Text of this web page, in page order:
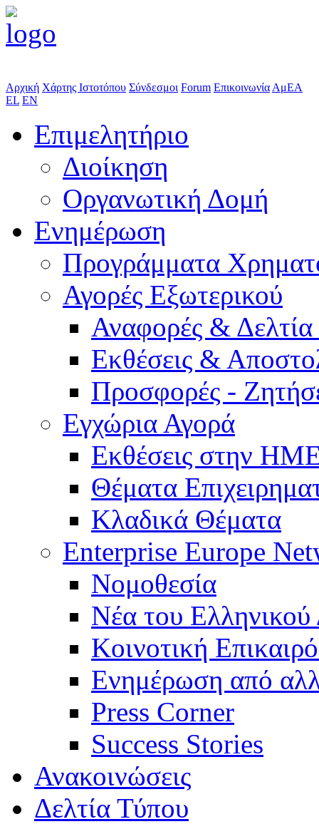
Αρχική Χάρτης Ιστοτόπου Σύνδεσμοι Forum Επικοινωνία ΑμΕΑ
EL EN
Επιμελητήριο
Διοίκηση
Οργανωτική Δομή
Ενημέρωση
Προγράμματα
Αγορές Εξωτερικού
Αναφορές &
Εκθέσεις &
Προσφορές -
Εγχώρια Αγορά
Εκθέσεις στην
Θέματα
Κλαδικά Θέματα
Enterprise Europe
Νομοθεσία
Νέα του Ελληνικού
Κοινοτική
Ενημέρωση από
Press Corner
Success Stories
Ανακοινώσεις
Δελτία Τύπου